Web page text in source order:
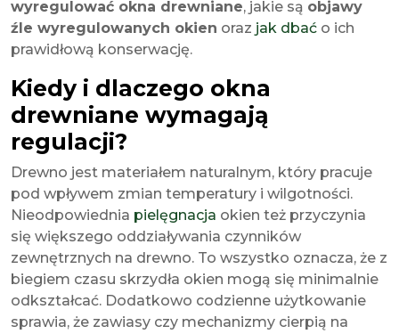
wyregulować okna drewniane, jakie są objawy
źle wyregulowanych okien oraz jak dbać o ich
prawidłową konserwację.
Kiedy i dlaczego okna
drewniane wymagają
regulacji?
Drewno jest materiałem naturalnym, który pracuje
pod wpływem zmian temperatury i wilgotności.
Nieodpowiednia pielęgnacja okien też przyczynia
się większego oddziaływania czynników
zewnętrznych na drewno. To wszystko oznacza, że z
biegiem czasu skrzydła okien mogą się minimalnie
odkształcać. Dodatkowo codzienne użytkowanie
sprawia, że zawiasy czy mechanizmy cierpią na